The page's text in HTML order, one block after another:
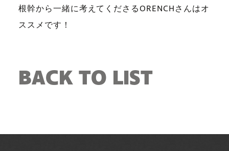
BACK TO LIST
根幹から一緒に考えてくださるORENCHさんはオ
ススメです！